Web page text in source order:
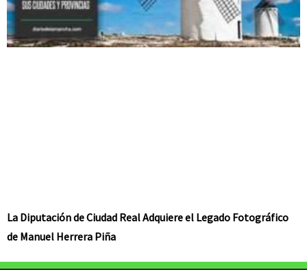
La Diputación de Ciudad Real Adquiere el Legado Fotográfico
de Manuel Herrera Piña